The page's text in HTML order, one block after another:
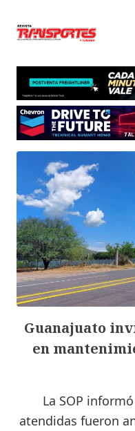
Guanajuato
en
La SOP
atendidas fueron